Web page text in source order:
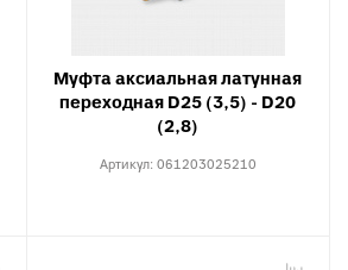
Муфта аксиальная латунная
переходная D25 (3,5) - D20
(2,8)
Артикул: 061203025210